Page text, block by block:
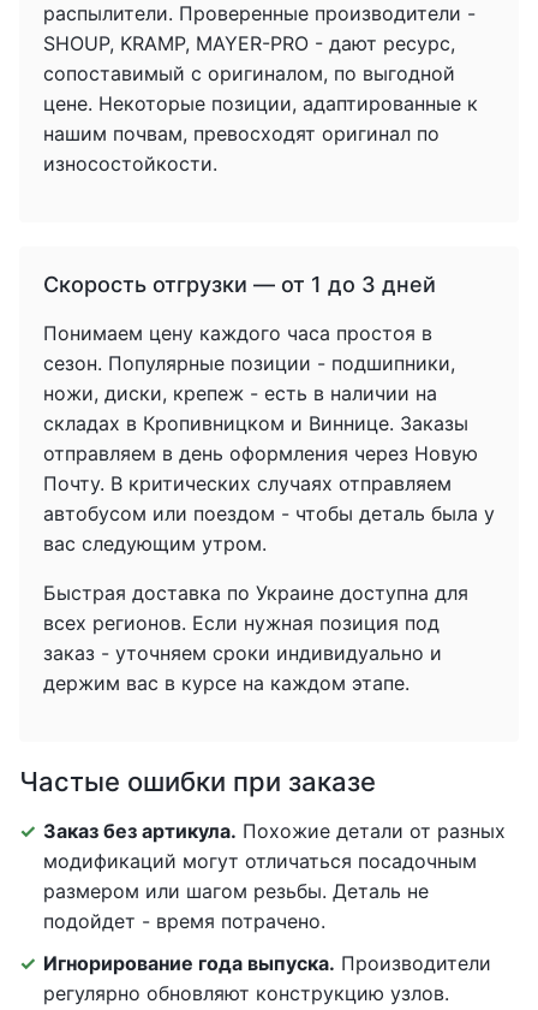
распылители. Проверенные производители -
SHOUP, KRAMP, MAYER-PRO - дают ресурс,
сопоставимый с оригиналом, по выгодной
цене. Некоторые позиции, адаптированные к
нашим почвам, превосходят оригинал по
износостойкости.
Скорость отгрузки — от 1 до 3 дней
Понимаем цену каждого часа простоя в
сезон. Популярные позиции - подшипники,
ножи, диски, крепеж - есть в наличии на
складах в Кропивницком и Виннице. Заказы
отправляем в день оформления через Новую
Почту. В критических случаях отправляем
автобусом или поездом - чтобы деталь была у
вас следующим утром.
Быстрая доставка по Украине доступна для
всех регионов. Если нужная позиция под
заказ - уточняем сроки индивидуально и
держим вас в курсе на каждом этапе.
Частые ошибки при заказе
Заказ без артикула. Похожие детали от разных
модификаций могут отличаться посадочным
размером или шагом резьбы. Деталь не
подойдет - время потрачено.
Игнорирование года выпуска. Производители
регулярно обновляют конструкцию узлов.